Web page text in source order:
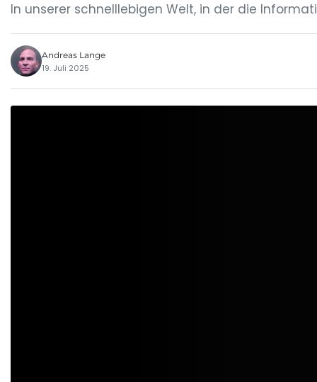
In unserer schnelllebigen Welt, in der die
Andreas Lange
19. Juli 2025